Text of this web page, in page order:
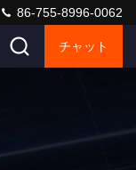
86-755-8996-0062
チャット